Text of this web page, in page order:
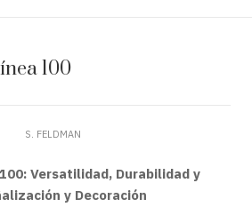
100
S. FELDMAN
Versatilidad, Durabilidad y
y Decoración